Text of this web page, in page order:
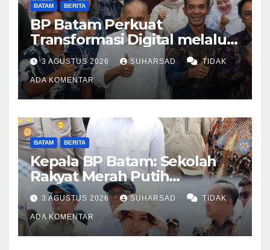
BATAM BERITA
BP Batam Perkuat
Transformasi Digital melalui
Pengembangan Super Apps
3 AGUSTUS 2026 SUHARSAD TIDAK
ADA KOMENTAR
BATAM BERITA
Kepala BP Batam: Sekolah
Rakyat Merah Putih
Prioritaskan Pendidikan
Anak Keluarga Prasejahtera
3 AGUSTUS 2026 SUHARSAD TIDAK
ADA KOMENTAR